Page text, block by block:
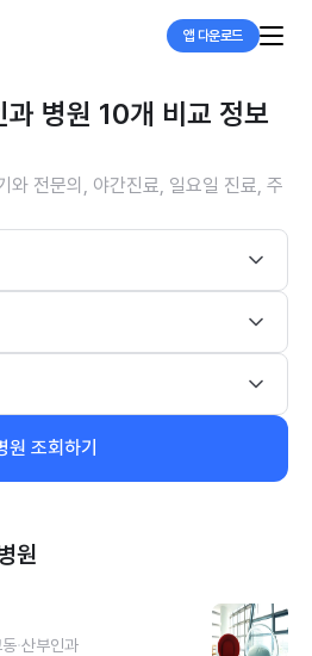
앱 다운로드
병원 10개 비교 정보
와 전문의, 야간진료, 일요일 진료, 주
원 조회하기
원
산부인과